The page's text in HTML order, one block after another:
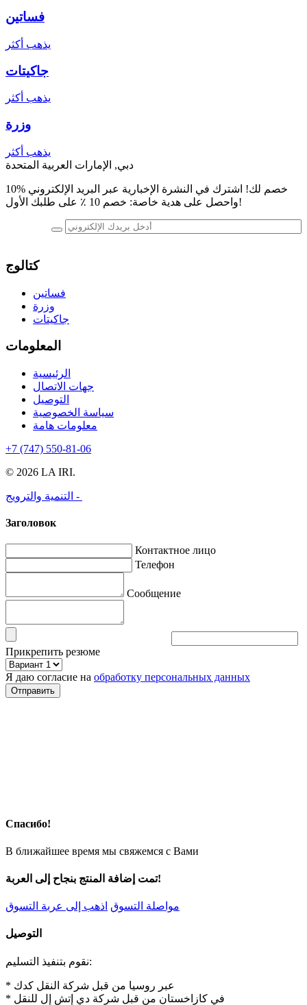
فساتين
يذهب أكثر
جاكيتات
يذهب أكثر
وزرة
يذهب أكثر
دبي, الإمارات العربية المتحدة
10% خصم لك! اشترك في النشرة الإخبارية عبر البريد الإلكتروني
واحصل على هدية خاصة: خصم 10 ٪ على طلبك الأول!
كتالوج
فساتين
وزرة
جاكيتات
المعلومات
الرئيسية
جهات الاتصال
التوصيل
سياسة الخصوصية
معلومات هامة
+7 (747) 550-81-06
© 2026 LA IRI.
التنمية والترويج -
Заголовок
Контактное лицо
Телефон
Сообщение
Прикрепить резюме
Я даю согласие на обработку персональных данных
Спасибо!
В ближайшее время мы свяжемся с Вами
تمت إضافة المنتج بنجاح إلى العربة!
مواصلة التسوق اذهب إلى عربة التسوق
التوصيل
نقوم بتنفيذ التسليم:
* عبر روسيا من قبل شركة النقل كدك
* في كازاخستان من قبل شركة دي إتش إل للنقل